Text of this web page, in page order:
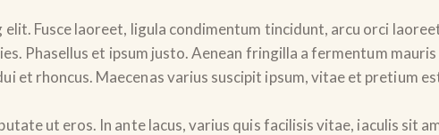
Fusce laoreet, ligula condimentum tincidunt, arcu orci
Phasellus et ipsum justo. Aenean fringilla a fermentum
et rhoncus. Maecenas varius suscipit ipsum, vitae et pretium
ut eros. In ante lacus, varius quis facilisis vitae, iaculis sit